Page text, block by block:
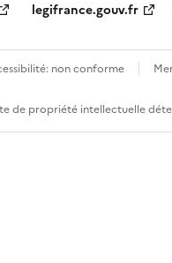
legifrance.gouv.fr
non conforme
de propriété intellectuelle